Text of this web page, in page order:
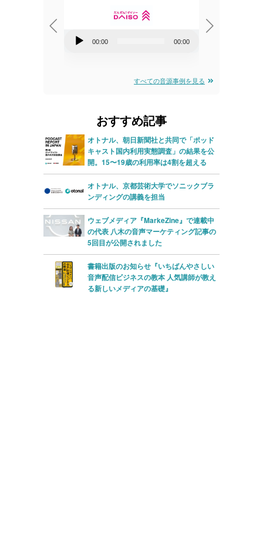
ー
00:00 00:00
ヤ
ー
すべての音源事例を見る
おすすめ記事
オトナル、朝日新聞社と共同で「ポッド
キャスト国内利用実態調査」の結果を公
開。15〜19歳の利用率は4割を超える
オトナル、京都芸術大学でソニックブラ
ンディングの講義を担当
ウェブメディア『MarkeZine』で連載中
の代表 八木の音声マーケティング記事の
5回目が公開されました
書籍出版のお知らせ『いちばんやさしい
音声配信ビジネスの教本 人気講師が教え
る新しいメディアの基礎』